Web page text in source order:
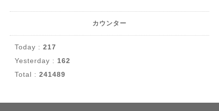
カウンター
Today : 217
Yesterday : 162
Total : 241489